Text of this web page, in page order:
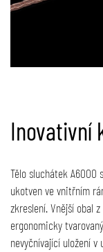
Inovativní
Tělo sluchátek A6000
ukotven ve vnitřním
zkreslení. Vnější obal
ergonomicky
nevyčnívající uložení v